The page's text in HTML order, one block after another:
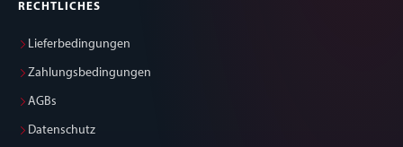
RECHTLICHES
Lieferbedingungen
Zahlungsbedingungen
AGBs
Datenschutz